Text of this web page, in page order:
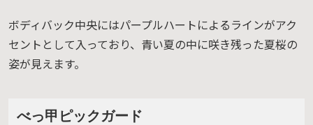
ボディバック中央にはパープルハートによるラインがアク
セントとして入っており、青い夏の中に咲き残った夏桜の
姿が見えます。
べっ甲ピックガード